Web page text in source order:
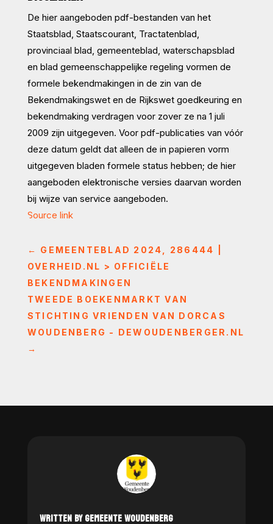
De hier aangeboden pdf-bestanden van het
Staatsblad, Staatscourant, Tractatenblad,
provinciaal blad, gemeenteblad, waterschapsblad
en blad gemeenschappelijke regeling vormen de
formele bekendmakingen in de zin van de
Bekendmakingswet en de Rijkswet goedkeuring en
bekendmaking verdragen voor zover ze na 1 juli
2009 zijn uitgegeven. Voor pdf-publicaties van vóór
deze datum geldt dat alleen de in papieren vorm
uitgegeven bladen formele status hebben; de hier
aangeboden elektronische versies daarvan worden
bij wijze van service aangeboden.
Source link
← GEMEENTEBLAD 2024, 286444 |
OVERHEID.NL > OFFICIËLE
BEKENDMAKINGEN
TWEEDE BOEKENMARKT VAN
STICHTING VRIENDEN VAN DORCAS
WOUDENBERG - DEWOUDENBERGER.NL
→
WRITTEN BY GEMEENTE WOUDENBERG